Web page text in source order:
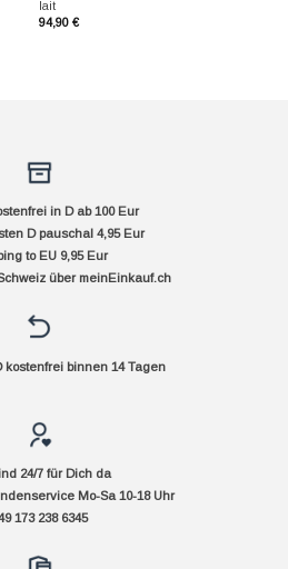
lait
94,90 €
in D ab 100 Eur
D pauschal 4,95 Eur
to EU 9,95 Eur
über meinEinkauf.ch
kostenfrei binnen 14 Tagen
24/7 für Dich da
Mo-Sa 10-18 Uhr
173 238 6345